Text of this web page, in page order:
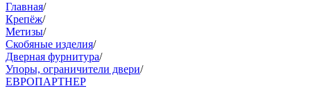
Главная/
Крепёж/
Метизы/
Скобяные изделия/
Дверная фурнитура/
Упоры, ограничители двери/
ЕВРОПАРТНЕР